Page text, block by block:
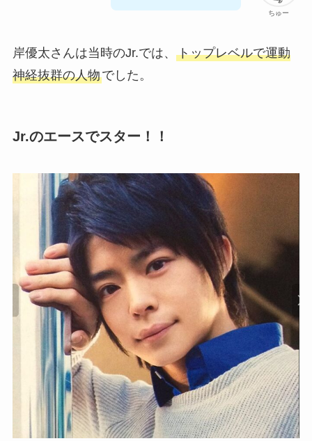
ちゅー
岸優太さんは当時のJr.では、 トップレベルで運動
神経抜群の人物でした。
Jr.のエースでスター！！